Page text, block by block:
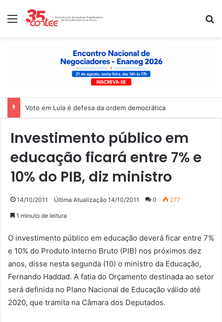
Menu
Voto em Lula é defesa da ordem democrática
Investimento público em
educação ficará entre 7% e
10% do PIB, diz ministro
14/10/2011 Última Atualização 14/10/2011 0 277
1 minuto de leitura
O investimento público em educação deverá ficar entre 7%
e 10% do Produto Interno Bruto (PIB) nos próximos dez
anos, disse nesta segunda (10) o ministro da Educação,
Fernando Haddad. A fatia do Orçamento destinada ao setor
será definida no Plano Nacional de Educação válido até
2020, que tramita na Câmara dos Deputados.